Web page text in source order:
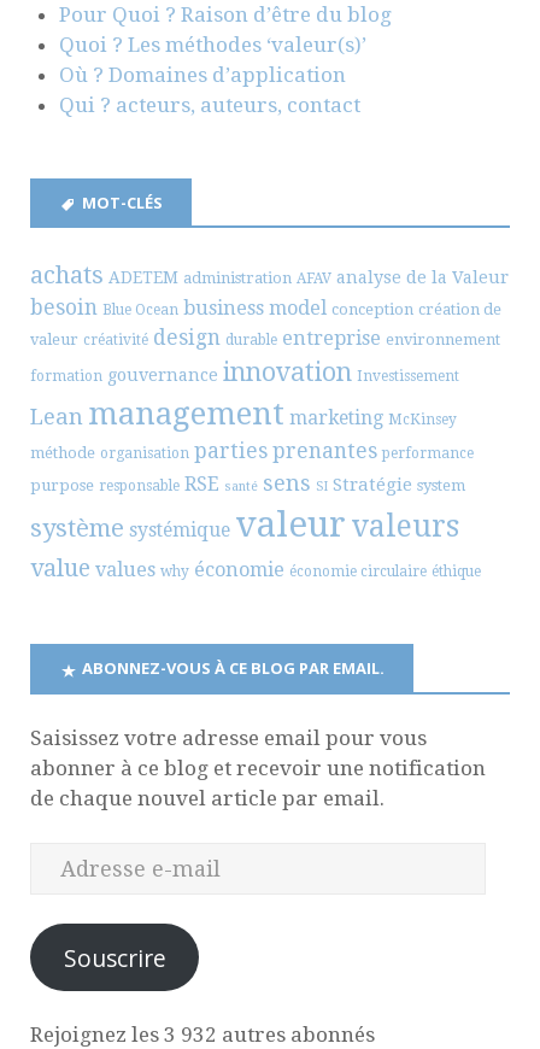
Pour Quoi ? Raison d’être du blog
Quoi ? Les méthodes ‘valeur(s)’
Où ? Domaines d’application
Qui ? acteurs, auteurs, contact
MOT-CLÉS
achats ADETEM administration AFAV analyse de la Valeur
besoin Blue Ocean business model conception création de
valeur créativité design durable entreprise environnement
formation gouvernance innovation Investissement
Lean management marketing McKinsey
méthode organisation parties prenantes performance
purpose responsable RSE santé sens SI Stratégie system
système systémique valeur valeurs
value values why économie économie circulaire éthique
ABONNEZ-VOUS À CE BLOG PAR EMAIL.
Saisissez votre adresse email pour vous
abonner à ce blog et recevoir une notification
de chaque nouvel article par email.
Souscrire
Rejoignez les 3 932 autres abonnés